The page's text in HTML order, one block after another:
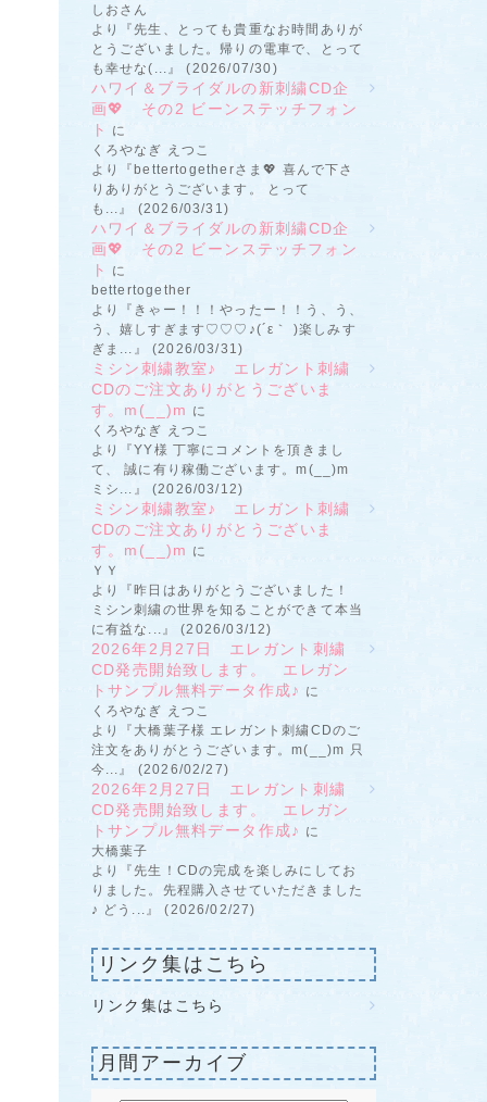
しおさん
より『先生、とっても貴重なお時間ありが
とうございました。帰りの電車で、とって
も幸せな(...』 (2026/07/30)
ハワイ＆ブライダルの新刺繍CD企
画💖 その2 ビーンステッチフォン
ト
に
くろやなぎ えつこ
より『bettertogetherさま💖 喜んで下さ
りありがとうございます。 とって
も...』 (2026/03/31)
ハワイ＆ブライダルの新刺繍CD企
画💖 その2 ビーンステッチフォン
ト
に
bettertogether
より『きゃー！！！やったー！！う、う、
う、嬉しすぎます♡♡♡♪(´ε｀ )楽しみす
ぎま...』 (2026/03/31)
ミシン刺繍教室♪ エレガント刺繍
CDのご注文ありがとうございま
す。m(__)m に
くろやなぎ えつこ
より『YY様 丁寧にコメントを頂きまし
て、 誠に有り稼働ございます。m(__)m
ミシ...』 (2026/03/12)
ミシン刺繍教室♪ エレガント刺繍
CDのご注文ありがとうございま
す。m(__)m に
ＹＹ
より『昨日はありがとうございました！
ミシン刺繍の世界を知ることができて本当
に有益な...』 (2026/03/12)
2026年2月27日 エレガント刺繍
CD発売開始致します。 エレガン
トサンプル無料データ作成♪ に
くろやなぎ えつこ
より『大橋葉子様 エレガント刺繍CDのご
注文をありがとうございます。m(__)m 只
今...』 (2026/02/27)
2026年2月27日 エレガント刺繍
CD発売開始致します。 エレガン
トサンプル無料データ作成♪ に
大橋葉子
より『先生！CDの完成を楽しみにしてお
りました。先程購入させていただきました
♪ どう...』 (2026/02/27)
リンク集はこちら
リンク集はこちら
月間アーカイブ